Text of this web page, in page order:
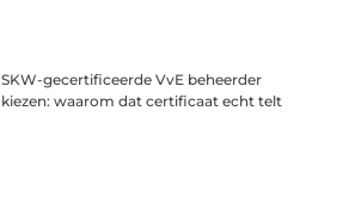
SKW-gecertificeerde VvE beheerder
kiezen: waarom dat certificaat echt telt